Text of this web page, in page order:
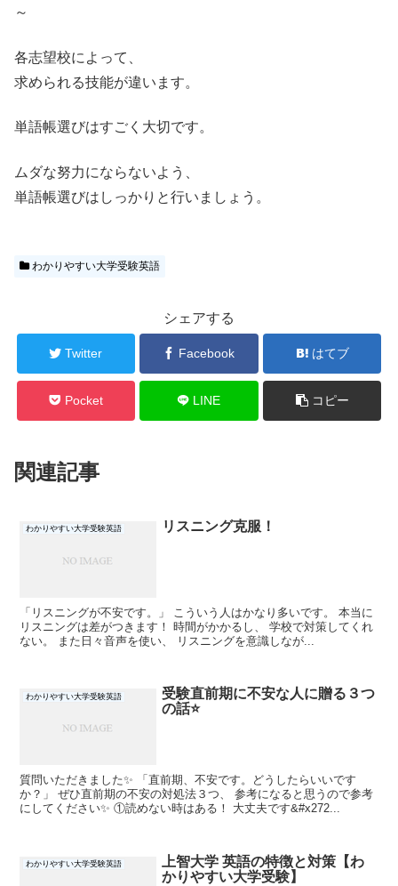
～
各志望校によって、
求められる技能が違います。
単語帳選びはすごく大切です。
ムダな努力にならないよう、
単語帳選びはしっかりと行いましょう。
わかりやすい大学受験英語
シェアする
Twitter Facebook はてブ
Pocket LINE コピー
関連記事
わかりやすい大学受験英語 リスニング克服！
「リスニングが不安です。」 こういう人はかなり多いです。 本当に
リスニングは差がつきます！ 時間がかかるし、 学校で対策してくれ
ない。 また日々音声を使い、 リスニングを意識しなが...
わかりやすい大学受験英語
受験直前期に不安な人に贈る３つ
の話⭐
質問いただきました✨ 「直前期、不安です。どうしたらいいです
か？」 ぜひ直前期の不安の対処法３つ、 参考になると思うので参考
にしてください✨ ①読めない時はある！ 大丈夫です&#x272...
わかりやすい大学受験英語
上智大学 英語の特徴と対策【わ
かりやすい大学受験】